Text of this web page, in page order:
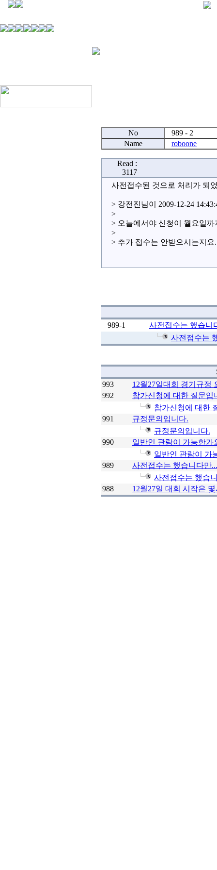
No
989 - 2
Name
roboone
Read :
3117
사전접수된 것으로 처리가 되
> 강전진님이 2009-12-24
>
> 오늘에서야 신청이 월요일
>
> 추가 접수는 안받으시는지요
989-1
사전접수는 했습니
사전접수는
993
12월27일대회 경기규정
992
참가신청에 대한 질문입
참가신청에 대한
991
규정문의입니다.
규정문의입니다.
990
일반인 관람이 가능한가
일반인 관람이 가
989
사전접수는 했습니다만...
사전접수는 했습
988
12월27일 대회 시작은